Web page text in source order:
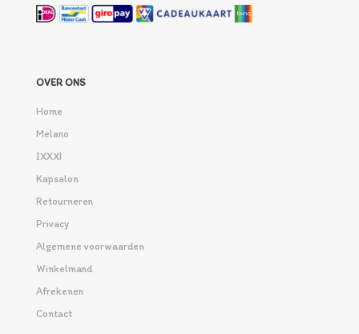
OVER ONS
Home
Melano
IXXXI
Kapsalon
Retourneren
Privacy
Algemene voorwaarden
Winkelmand
Afrekenen
Contact